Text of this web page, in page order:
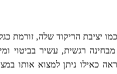
יציבת הריקוד שלה, זורמת
רגשית, עשיר בביטוי
כאילו ניתן למצוא אותו